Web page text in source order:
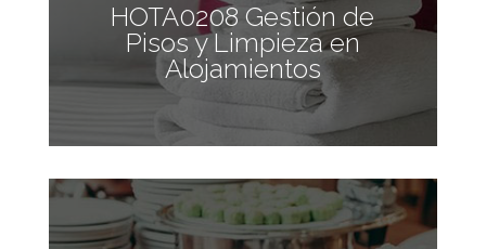
HOTA0208 Gestión de
Pisos y Limpieza en
Alojamientos